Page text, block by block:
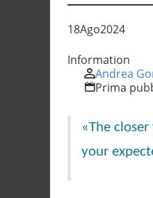
18Ago2024
Information
Andrea
Prima
«The
your